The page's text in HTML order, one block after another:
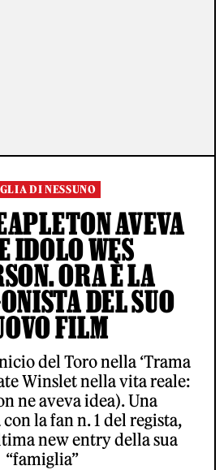
DI NESSUNO
AVEVA
IDOLO WES
ORA È LA
DEL SUO
FILM
del Toro nella ‘Trama
Winslet nella vita reale:
ne aveva idea). Una
la fan n. 1 del regista,
new entry della sua
“famiglia”